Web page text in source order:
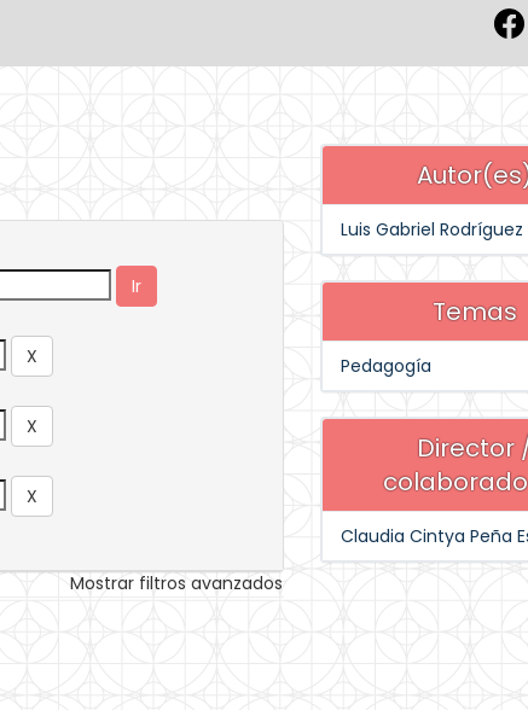
Mostrar filtros avanzados
Luis Gabriel
Temas
Pedagogía
Director
Claudia Cintya Peña